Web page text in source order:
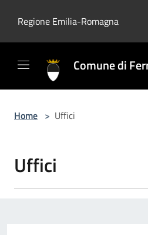
Regione Emilia-Romagna
Comune di
Home > Uffici
Uffici